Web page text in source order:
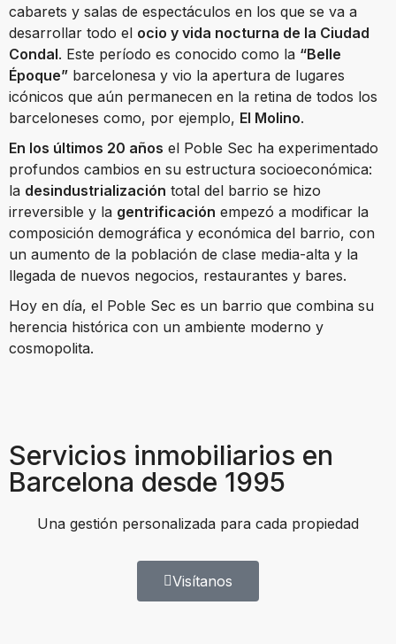
cabarets y salas de espectáculos en los que se va a
desarrollar todo el ocio y vida nocturna de la Ciudad
Condal. Este período es conocido como la “Belle
Époque” barcelonesa y vio la apertura de lugares
icónicos que aún permanecen en la retina de todos los
barceloneses como, por ejemplo, El Molino.
En los últimos 20 años el Poble Sec ha experimentado
profundos cambios en su estructura socioeconómica:
la desindustrialización total del barrio se hizo
irreversible y la gentrificación empezó a modificar la
composición demográfica y económica del barrio, con
un aumento de la población de clase media-alta y la
llegada de nuevos negocios, restaurantes y bares.
Hoy en día, el Poble Sec es un barrio que combina su
herencia histórica con un ambiente moderno y
cosmopolita.
Servicios inmobiliarios en
Barcelona desde 1995
Una gestión personalizada para cada propiedad
Visítanos